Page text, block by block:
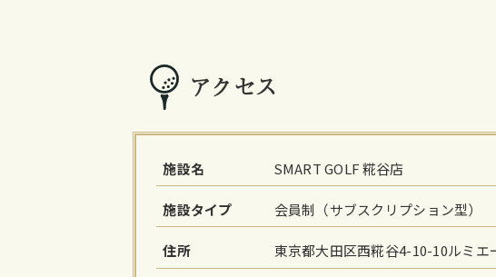
アクセス
施設名 SMART GOLF 糀谷店
施設タイプ 会員制（サブスクリプション型）
住所 東京都大田区西糀谷4-10-10ルミエ